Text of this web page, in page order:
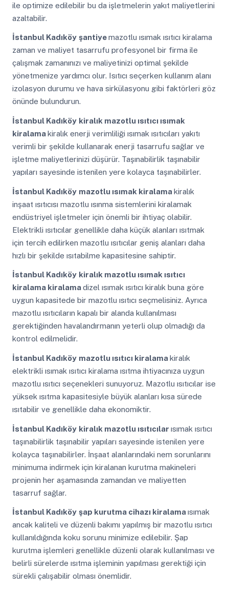
ile optimize edilebilir bu da işletmelerin yakıt maliyetlerini
azaltabilir.
İstanbul Kadıköy şantiyemazotlu ısımak ısıtıcı kiralama
zaman ve maliyet tasarrufu profesyonel bir firma ile
çalışmak zamanınızı ve maliyetinizi optimal şekilde
yönetmenize yardımcı olur. Isıtıcı seçerken kullanım alanı
izolasyon durumu ve hava sirkülasyonu gibi faktörleri göz
önünde bulundurun.
İstanbul Kadıköy kiralık mazotlu ısıtıcı ısımak
kiralamakiralık enerji verimliliği ısımak ısıtıcıları yakıtı
verimli bir şekilde kullanarak enerji tasarrufu sağlar ve
işletme maliyetlerinizi düşürür. Taşınabilirlik taşınabilir
yapıları sayesinde istenilen yere kolayca taşınabilirler.
İstanbul Kadıköy mazotlu ısımak kiralamakiralık
inşaat ısıtıcısı mazotlu ısınma sistemlerini kiralamak
endüstriyel işletmeler için önemli bir ihtiyaç olabilir.
Elektrikli ısıtıcılar genellikle daha küçük alanları ısıtmak
için tercih edilirken mazotlu ısıtıcılar geniş alanları daha
hızlı bir şekilde ısıtabilme kapasitesine sahiptir.
İstanbul Kadıköy kiralık mazotlu ısımak ısıtıcı
kiralama kiralamadizel ısımak ısıtıcı kiralık buna göre
uygun kapasitede bir mazotlu ısıtıcı seçmelisiniz. Ayrıca
mazotlu ısıtıcıların kapalı bir alanda kullanılması
gerektiğinden havalandırmanın yeterli olup olmadığı da
kontrol edilmelidir.
İstanbul Kadıköy mazotlu ısıtıcı kiralamakiralık
elektrikli ısımak ısıtıcı kiralama ısıtma ihtiyacınıza uygun
mazotlu ısıtıcı seçenekleri sunuyoruz. Mazotlu ısıtıcılar ise
yüksek ısıtma kapasitesiyle büyük alanları kısa sürede
ısıtabilir ve genellikle daha ekonomiktir.
İstanbul Kadıköy kiralık mazotlu ısıtıcılar ısımak ısıtıcı
taşınabilirlik taşınabilir yapıları sayesinde istenilen yere
kolayca taşınabilirler. İnşaat alanlarındaki nem sorunlarını
minimuma indirmek için kiralanan kurutma makineleri
projenin her aşamasında zamandan ve maliyetten
tasarruf sağlar.
İstanbul Kadıköy şap kurutma cihazı kiralamaısımak
ancak kaliteli ve düzenli bakımı yapılmış bir mazotlu ısıtıcı
kullanıldığında koku sorunu minimize edilebilir. Şap
kurutma işlemleri genellikle düzenli olarak kullanılması ve
belirli sürelerde ısıtma işleminin yapılması gerektiği için
sürekli çalışabilir olması önemlidir.